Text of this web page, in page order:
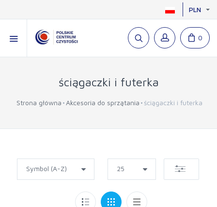
PLN
0
ściągaczki i futerka
Strona główna Akcesoria do sprzątania ściągaczki i futerka